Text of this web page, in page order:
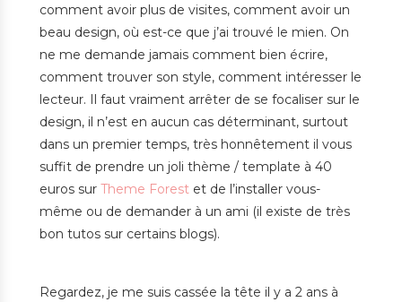
comment avoir plus de visites, comment avoir un
beau design, où est-ce que j’ai trouvé le mien. On
ne me demande jamais comment bien écrire,
comment trouver son style, comment intéresser le
lecteur. Il faut vraiment arrêter de se focaliser sur le
design, il n’est en aucun cas déterminant, surtout
dans un premier temps, très honnêtement il vous
suffit de prendre un joli thème / template à 40
euros sur Theme Forest et de l’installer vous-
même ou de demander à un ami (il existe de très
bon tutos sur certains blogs).
Regardez, je me suis cassée la tête il y a 2 ans à